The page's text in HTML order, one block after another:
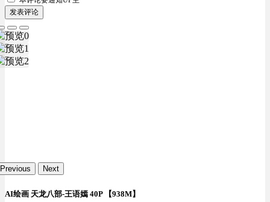
发表评论
Previous Next
AI绘画 天龙八部-王语嫣 40P 【938M】